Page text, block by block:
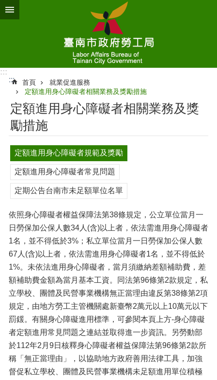
跳到主要內容區塊
:::
:::
首頁
就業促進服務
定額進用身心障礙者相關業務及獎勵措施
定額進用身心障礙者相關業務及獎
勵措施
定額進用身心障礙者規範及獎勵
定額進用身心障礙者常見問題
定期公告台南市未足額單位名單
依照身心障礙者權益保障法第38條規定，公立單位當月一
日勞保加公保人數34人(含)以上者，依法需進用身心障礙者
1名，並不得低於3%；私立單位當月一日勞保加公保人數
67人(含)以上者，依法需進用身心障礙者1名，並不得低於
1%。未依法進用身心障礙者，當月須繳納差額補助費，差
額補助費金額為當月基本工資。同法第96條第2款規定，私
立學校、團體及民營事業機構無正當理由違反第38條第2項
規定，由地方勞工主管機關處新臺幣2萬元以上10萬元以下
罰鍰。有關身心障礙進用標準，可參閱本頁上方-身心障礙
者定額進用常見問題之連結並取得進一步資訊。另勞動部
於112年2月9日核釋身心障礙者權益保障法第96條第2款所
稱「無正當理由」，以協助地方政府善用法律工具，加強
督促私立學校、團體及民營事業機構未足額進用單位積極